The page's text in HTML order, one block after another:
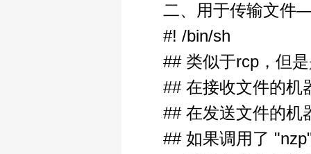
二、用于传输文
#! /bin/sh
## 类似于rcp，但
## 在接收文件的机
## 在发送文件的机
## 如果调用了